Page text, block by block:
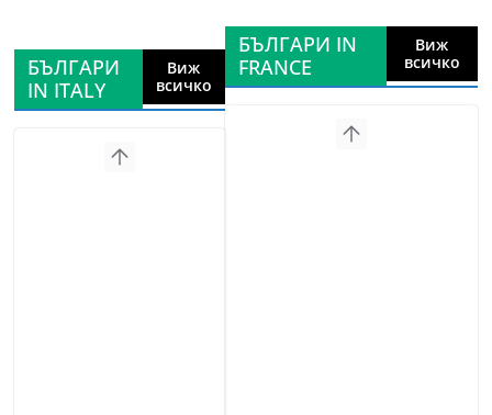
БЪЛГАРИ
IN ITALY
Виж
всичко
БЪЛГАРИ IN
FRANCE
Виж
всичко